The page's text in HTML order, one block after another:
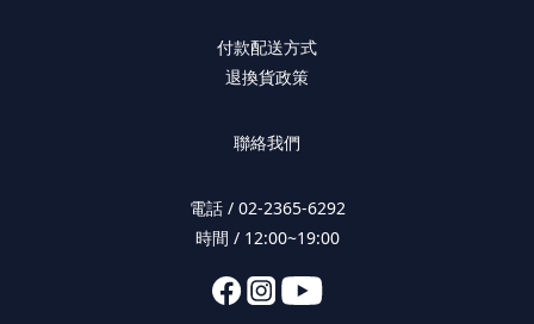
付款配送方式
退換貨政策
聯絡我們
電話 / 02-2365-6292
時間 / 12:00~19:00